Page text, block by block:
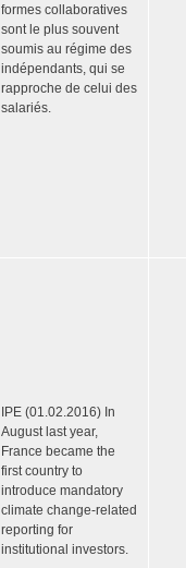
formes collaboratives
sont le plus souvent
soumis au régime des
indépendants, qui se
rapproche de celui des
salariés.
IPE (01.02.2016) In
August last year,
France became the
first country to
introduce mandatory
climate change-related
reporting for
institutional investors.